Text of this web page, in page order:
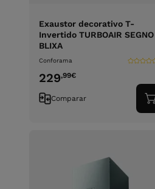
Exaustor decorativo T-
Invertido TURBOAIR SEGNO
BLIXA
Conforama
229,99€
Comparar